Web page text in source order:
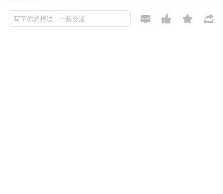
写下你的想法，一起交流    